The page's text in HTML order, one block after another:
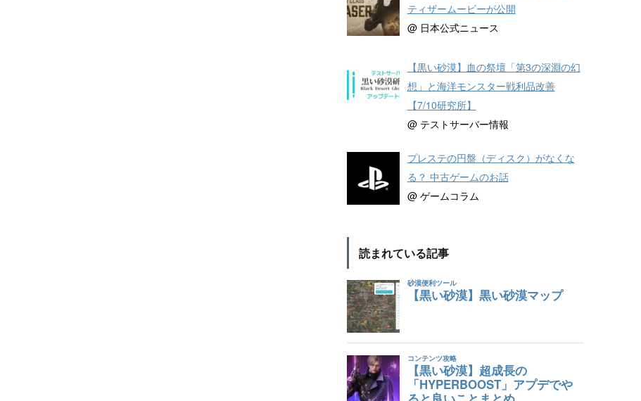
ティザームービーが公開
@ 日本公式ニュース
【黒い砂漠】血の祭壇「第3の深淵の幻
想」と海洋モンスター戦利品改善
【7/10研究所】
@ テストサーバー情報
プレステの円盤（ディスク）がなくな
る？ 中古ゲームのお話
@ ゲームコラム
読まれている記事